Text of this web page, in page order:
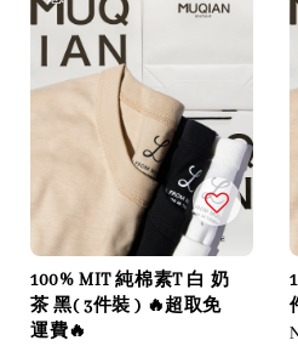
100% MIT 純棉素T 白 奶
茶 黑( 3件裝 ) 🔥超取免
運費🔥